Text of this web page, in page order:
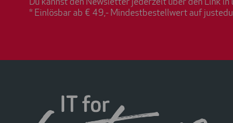
Du kannst den Newsletter jederzeit über den Link
* Einlösbar ab € 49,- Mindestbestellwert auf